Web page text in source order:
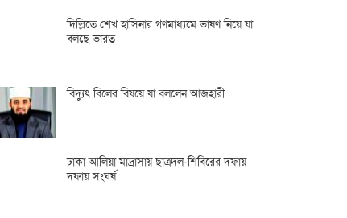
দিল্লিতে শেখ হাসিনার গণমাধ্যমে ভাষণ নিয়ে যা
বলছে ভারত
বিদ্যুৎ বিলের বিষয়ে যা বললেন আজহারী
ঢাকা আলিয়া মাদ্রাসায় ছাত্রদল-শিবিরের দফায়
দফায় সংঘর্ষ